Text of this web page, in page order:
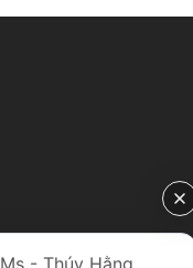
Ms - Thúy Hằng